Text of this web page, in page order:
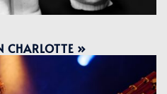
CHARLOTTE »